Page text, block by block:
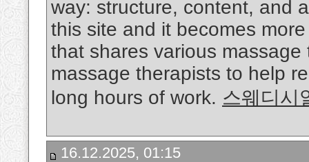
way: structure, content, and
this site and it becomes
that shares various
massage therapists to help
long hours of work. 스웨디시
16.12.2025, 01:15